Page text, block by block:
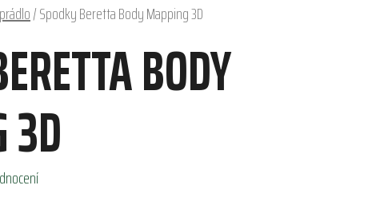
/Spodky Beretta Body Mapping 3D
BODY